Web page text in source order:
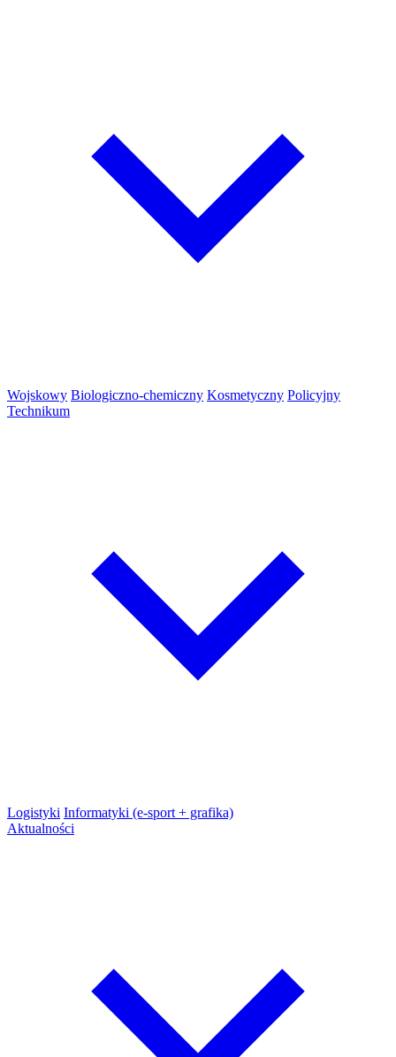
Wojskowy Biologiczno-chemiczny Kosmetyczny Policyjny
Technikum
Logistyki Informatyki (e-sport + grafika)
Aktualności